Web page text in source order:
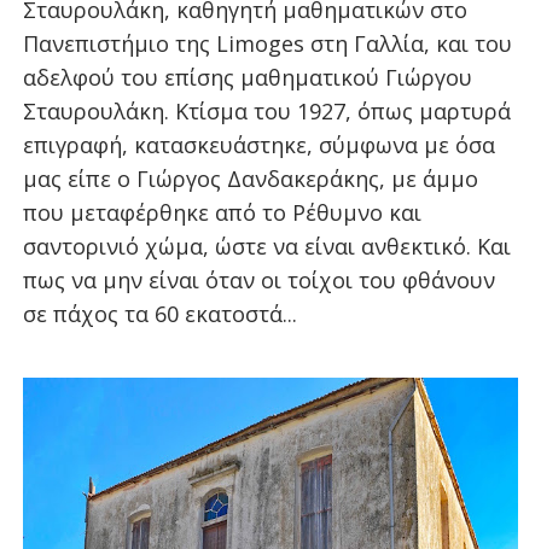
Σταυρουλάκη, καθηγητή μαθηματικών στο
Πανεπιστήμιο της Limoges στη Γαλλία, και του
αδελφού του επίσης μαθηματικού Γιώργου
Σταυρουλάκη. Κτίσμα του 1927, όπως μαρτυρά
επιγραφή, κατασκευάστηκε, σύμφωνα με όσα
μας είπε ο Γιώργος Δανδακεράκης, με άμμο
που μεταφέρθηκε από το Ρέθυμνο και
σαντορινιό χώμα, ώστε να είναι ανθεκτικό. Και
πως να μην είναι όταν οι τοίχοι του φθάνουν
σε πάχος τα 60 εκατοστά...